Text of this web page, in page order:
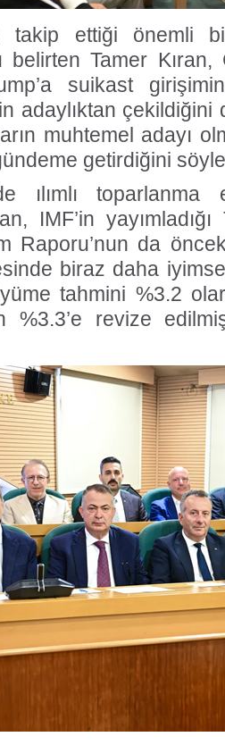
takip ettiği önemli
belirten Tamer Kıran,
suikast
adaylıktan çekildiğini
muhtemel adayı
getirdiğini
ılımlı toparlanma
IMF’in
Raporu’nun da
biraz daha
tahmini %3.2
%3.3’e revize